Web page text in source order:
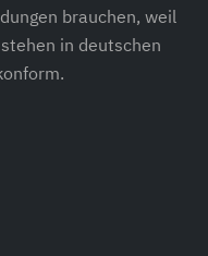
brauchen, weil
in deutschen